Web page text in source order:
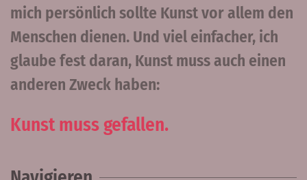
mich persönlich sollte Kunst vor allem den
Menschen dienen. Und viel einfacher, ich
glaube fest daran, Kunst muss auch einen
anderen Zweck haben:
Kunst muss gefallen.